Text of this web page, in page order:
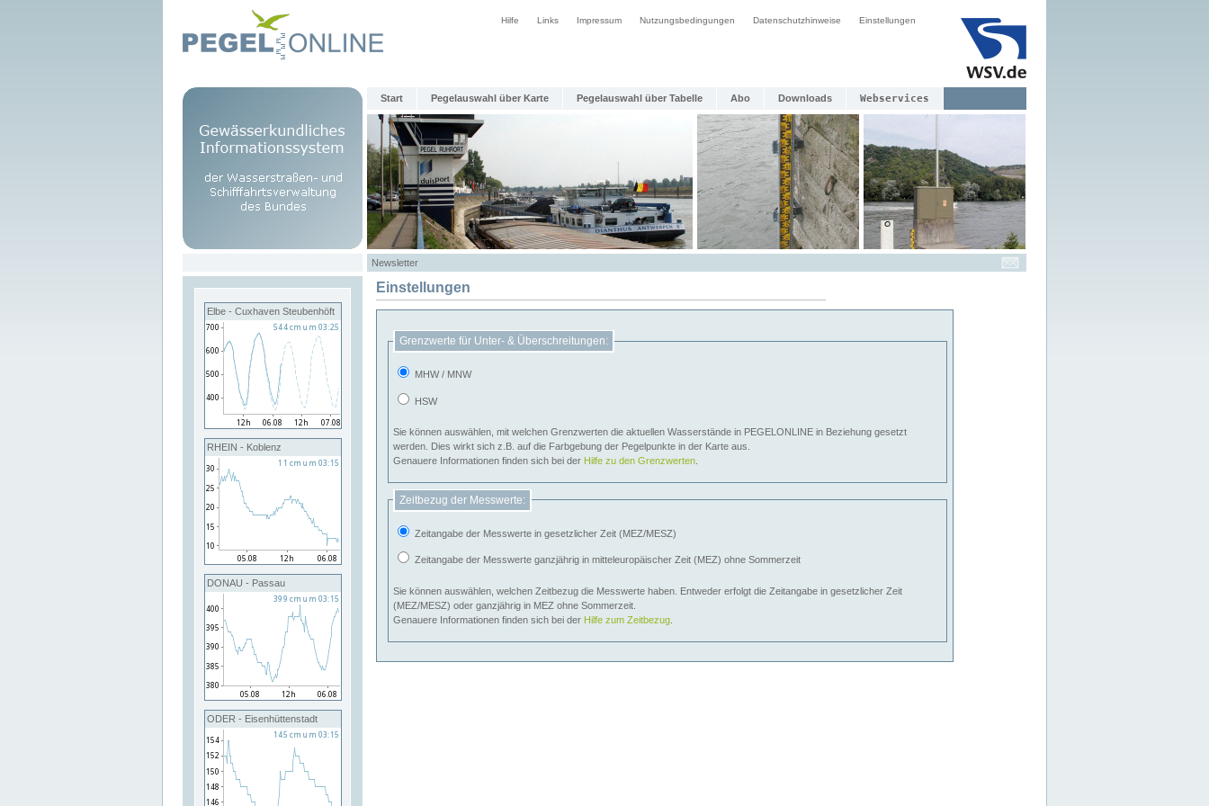
Hilfe Links Impressum Nutzungsbedingungen Datenschutzhinweise Einstellungen
Start Pegelauswahl über Karte Pegelauswahl über Tabelle Abo Downloads Webservices
Newsletter
Elbe - Cuxhaven Steubenhöft
RHEIN - Koblenz
DONAU - Passau
ODER - Eisenhüttenstadt
Einstellungen
Grenzwerte für Unter- & Überschreitungen:
MHW / MNW
HSW
Sie können auswählen, mit welchen Grenzwerten die aktuellen Wasserstände in PEGELONLINE in Beziehung gesetzt
werden. Dies wirkt sich z.B. auf die Farbgebung der Pegelpunkte in der Karte aus.
Genauere Informationen finden sich bei der Hilfe zu den Grenzwerten
Zeitbezug der Messwerte:
Zeitangabe der Messwerte in gesetzlicher Zeit (MEZ/MESZ)
Zeitangabe der Messwerte ganzjährig in mitteleuropäischer Zeit (MEZ) ohne Sommerzeit
Sie können auswählen, welchen Zeitbezug die Messwerte haben. Entweder erfolgt die Zeitangabe in gesetzlicher Zeit
(MEZ/MESZ) oder ganzjährig in MEZ ohne Sommerzeit.
Genauere Informationen finden sich bei der Hilfe zum Zeitbezug